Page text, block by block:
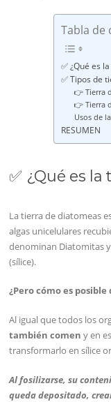
Tabla de
✅ ¿Qué es
✅ Tipos de
👉 Tierra
👉 Tierra
Usos de
RESUMEN
✅ ¿Qué es
La tierra de diatomeas
algas unicelulares
denominan Diatomitas
(sílice).
¿Pero cómo es
Al igual que todos los
también comen y en
transformarlo en sílice
Al fosilizarse, su
queda depositado,